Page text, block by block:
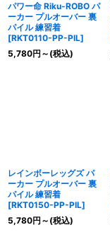
パワー命 Riku-ROBO パ
ーカー プルオーバー 裏
パイル 練習着
[RKT0110-PP-PIL]
5,780円 ～ (税込)
レインボーレッグズ パ
ーカー プルオーバー 裏
パイル 練習着
[RKT0150-PP-PIL]
5,780円 ～ (税込)